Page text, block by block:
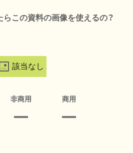
らこの資料の画像を使えるの？
該当なし
非商用 商用